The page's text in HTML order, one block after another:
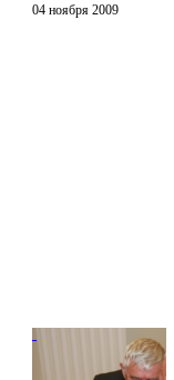
04 ноября 2009